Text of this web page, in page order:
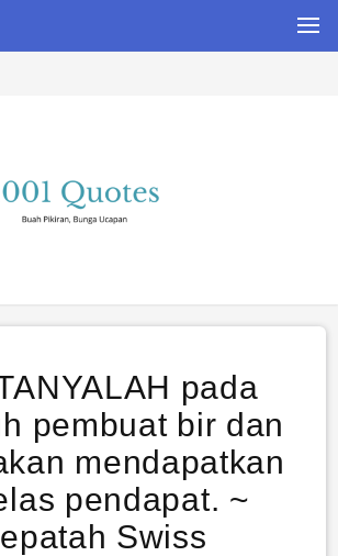
Puisi
pada
pembuat bir dan
mendapatkan
pendapat. ~
Swiss